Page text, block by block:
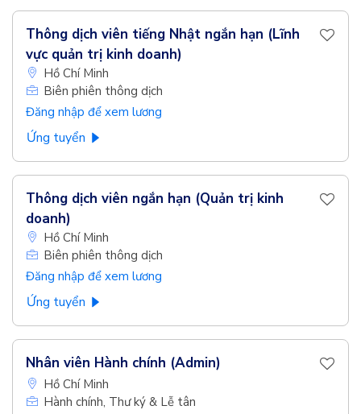
Thông dịch viên tiếng Nhật ngắn hạn (Lĩnh
vực quản trị kinh doanh)
Hồ Chí Minh
Biên phiên thông dịch
Đăng nhập để xem lương
Ứng tuyển
Thông dịch viên ngắn hạn (Quản trị kinh
doanh)
Hồ Chí Minh
Biên phiên thông dịch
Đăng nhập để xem lương
Ứng tuyển
Nhân viên Hành chính (Admin)
Hồ Chí Minh
Hành chính, Thư ký & Lễ tân